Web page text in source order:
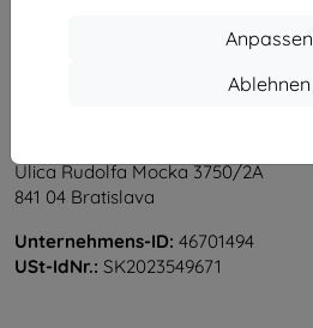
Anpassen
Ablehnen
Ulica Rudolfa Mocka 3750/2A
841 04 Bratislava
Unternehmens-ID: 46701494
USt-IdNr.: SK2023549671